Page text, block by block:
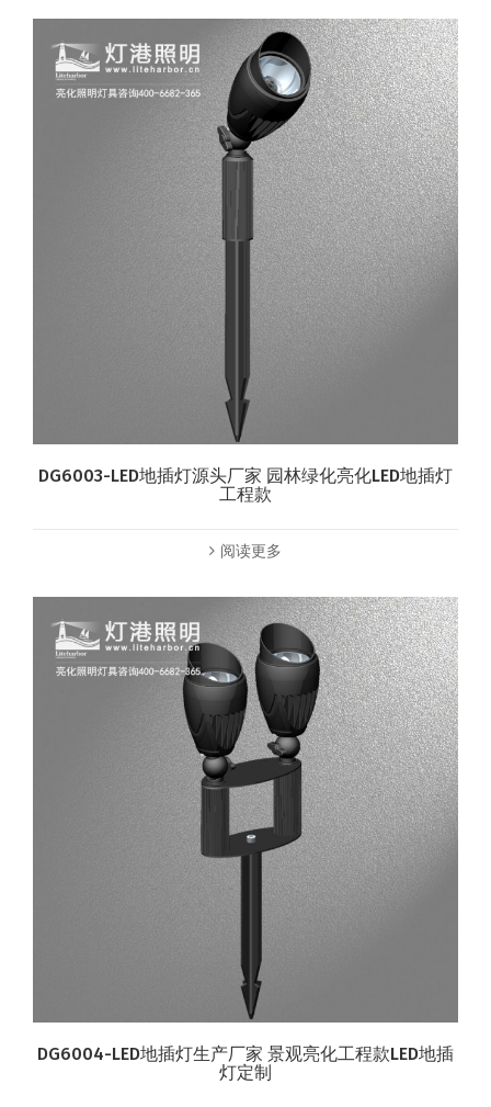
DG6003-LED地插灯源头厂家 园林绿化亮化LED地插灯
工程款
阅读更多
DG6004-LED地插灯生产厂家 景观亮化工程款LED地插
灯定制